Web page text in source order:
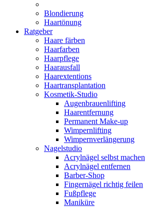
Blondierung
Haartönung
Ratgeber
Haare färben
Haarfarben
Haarpflege
Haarausfall
Haarextentions
Haartransplantation
Kosmetik-Studio
Augenbrauenlifting
Haarentfernung
Permanent Make-up
Wimpernlifting
Wimpernverlängerung
Nagelstudio
Acrylnägel selbst machen
Acrylnägel entfernen
Barber-Shop
Fingernägel richtig feilen
Fußpflege
Maniküre